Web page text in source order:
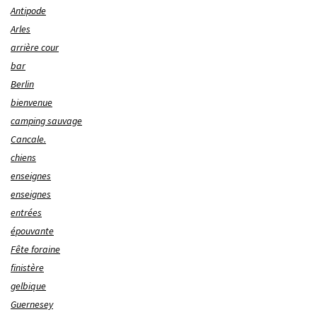
Antipode
Arles
arrière cour
bar
Berlin
bienvenue
camping sauvage
Cancale.
chiens
enseignes
enseignes
entrées
épouvante
Fête foraine
finistère
gelbique
Guernesey